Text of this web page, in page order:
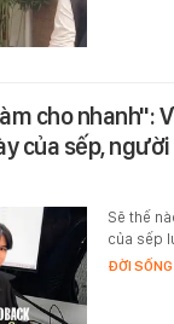
cho nhanh":
của sếp,
Sẽ thế
của sếp
ĐỜI SỐNG